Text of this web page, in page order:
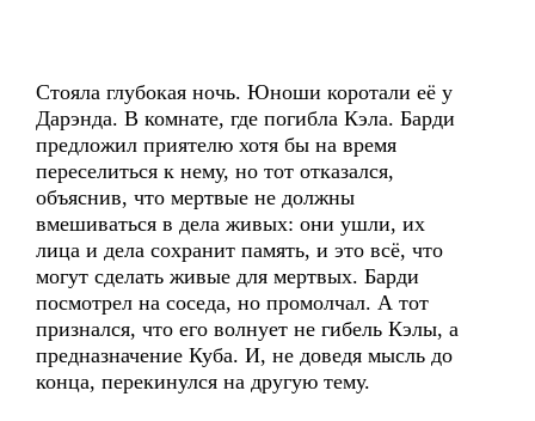
Стояла глубокая ночь. Юноши коротали её у
Дарэнда. В комнате, где погибла Кэла. Барди
предложил приятелю хотя бы на время
переселиться к нему, но тот отказался,
объяснив, что мертвые не должны
вмешиваться в дела живых: они ушли, их
лица и дела сохранит память, и это всё, что
могут сделать живые для мертвых. Барди
посмотрел на соседа, но промолчал. А тот
признался, что его волнует не гибель Кэлы, а
предназначение Куба. И, не доведя мысль до
конца, перекинулся на другую тему.